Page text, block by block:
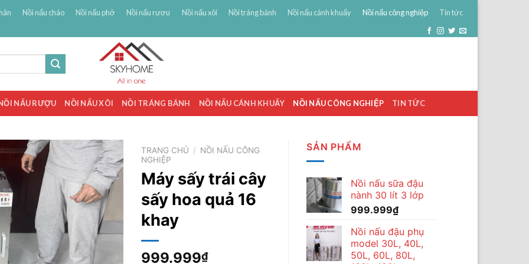
Nồi nấu cháo Nồi nấu phở Nồi nấu rượu Nồi nấu xôi Nồi tráng bánh Nồi nấu cánh khuấy Nồi nấu công nghiệp Tin tức
NẤU RƯỢU NỒI NẤU XÔI NỒI TRÁNG BÁNH NỒI NẤU CÁNH KHUẤY NỒI NẤU CÔNG NGHIỆP TIN TỨC
TRANG CHỦ / NỒI NẤU CÔNG
NGHIỆP
Máy sấy trái cây
sấy hoa quả 16
khay
999.999₫
SẢN PHẨM
Nồi nấu sữa đậu
nành 30 lít 3 lớp
999.999₫
Nồi nấu đậu phụ
model 30L, 40L,
50L, 60L, 80L,